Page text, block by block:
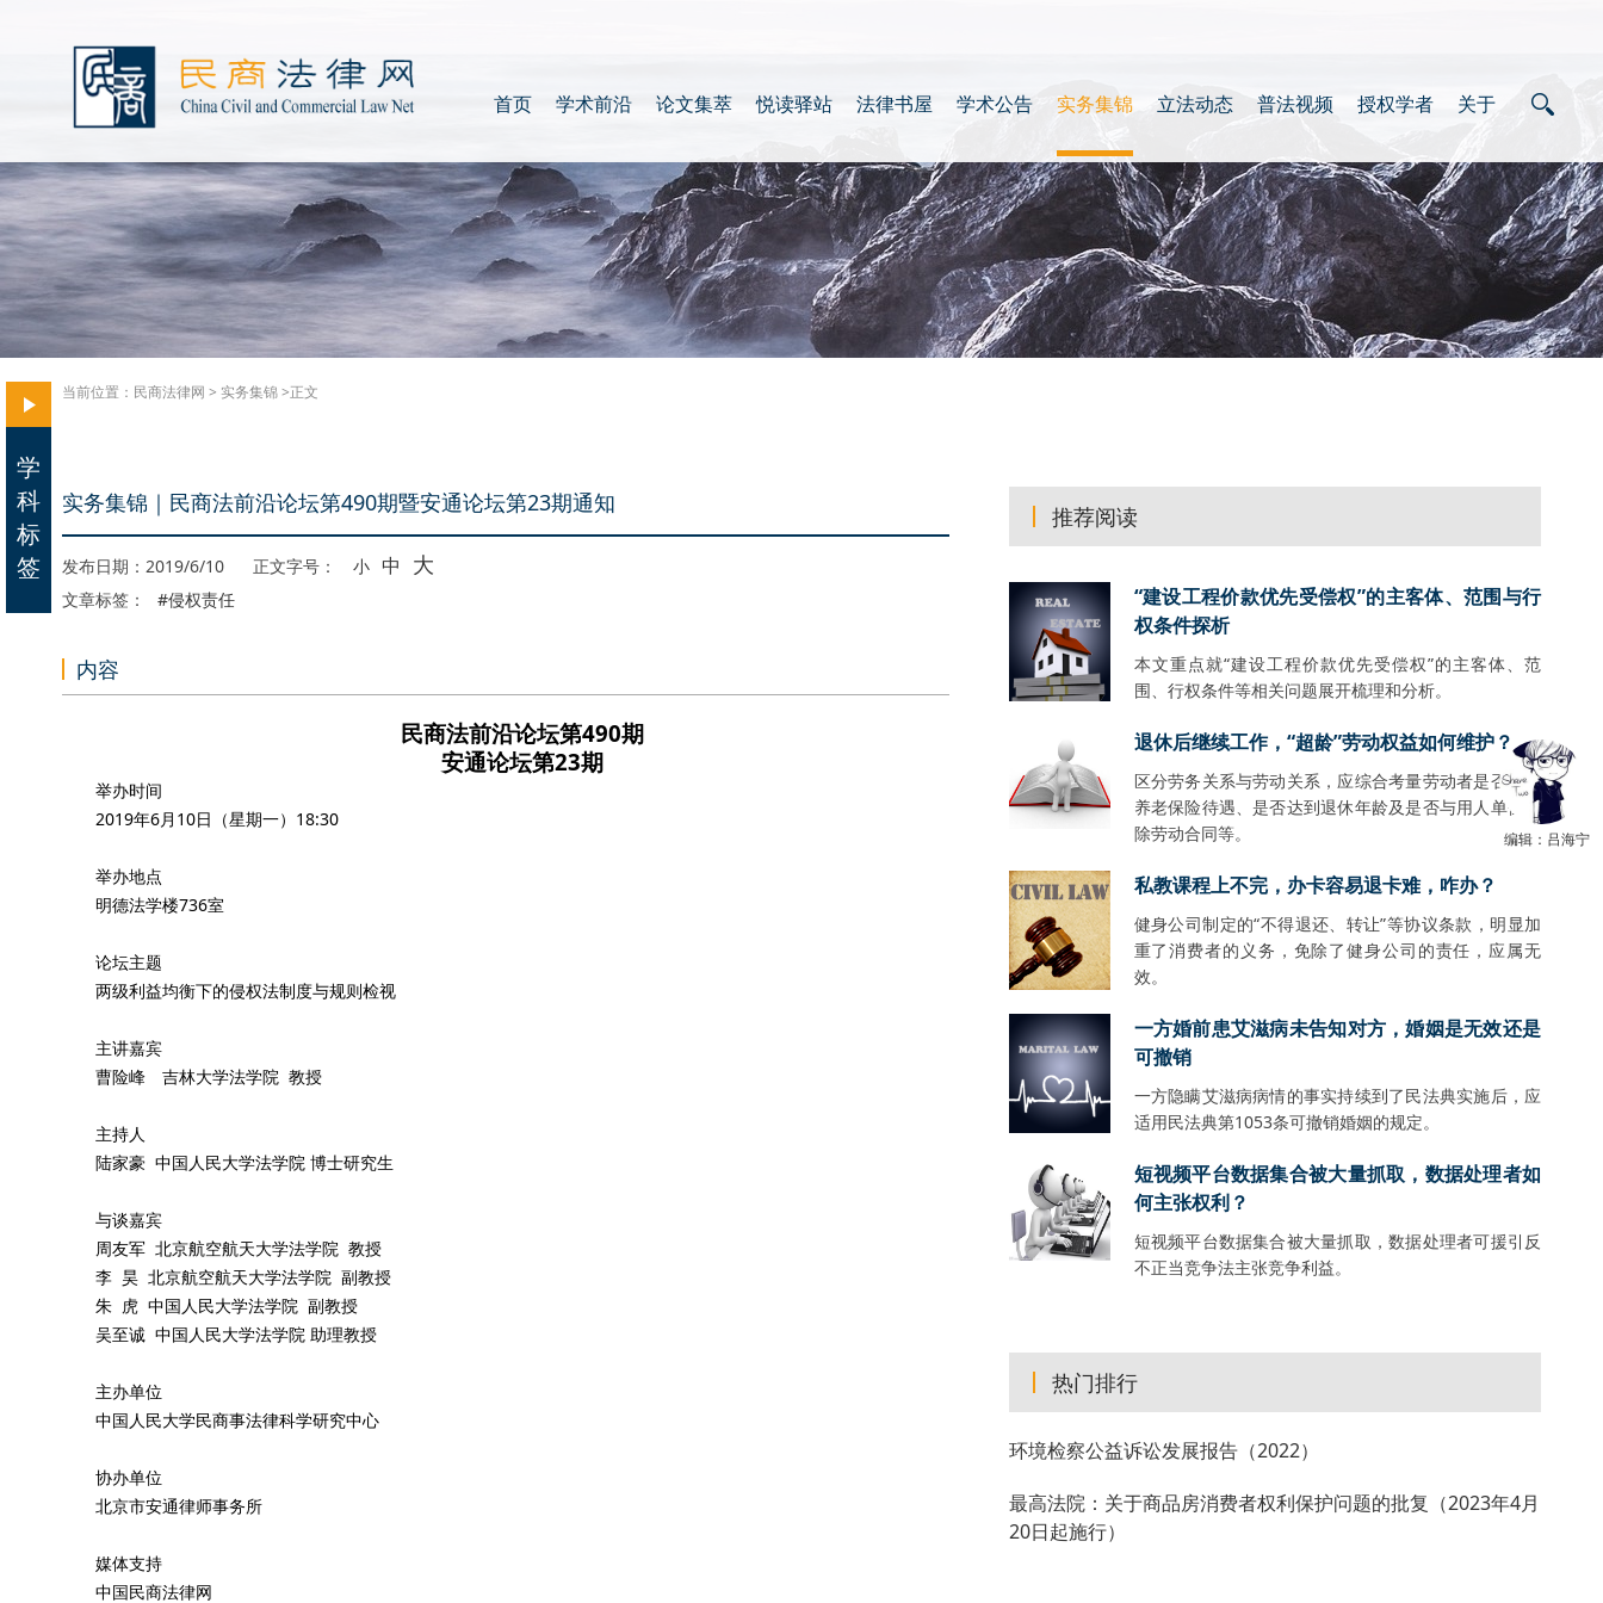
首页 学术前沿 论文集萃 悦读驿站 法律书屋 学术公告 实务集锦 立法动态 普法视频 授权学者 关于
当前位置： 民商法律网 > 实务集锦>正文
实务集锦｜民商法前沿论坛第490期暨安通论坛第23期通知
发布日期：2019/6/10 正文字号： 小 中 大
文章标签： #侵权责任
内容
民商法前沿论坛第490期
安通论坛第23期
举办时间
2019年6月10日（星期一）18:30
举办地点
明德法学楼736室
论坛主题
两级利益均衡下的侵权法制度与规则检视
主讲嘉宾
曹险峰 吉林大学法学院 教授
主持人
陆家豪 中国人民大学法学院 博士研究生
与谈嘉宾
周友军 北京航空航天大学法学院 教授
李 昊 北京航空航天大学法学院 副教授
朱 虎 中国人民大学法学院 副教授
吴至诚 中国人民大学法学院 助理教授
主办单位
中国人民大学民商事法律科学研究中心
协办单位
北京市安通律师事务所
媒体支持
中国民商法律网
推荐阅读
“建设工程价款优先受偿权”的主客体、范围与行
权条件探析
本文重点就“建设工程价款优先受偿权”的主客体、范
围、行权条件等相关问题展开梳理和分析。
退休后继续工作，“超龄”劳动权益如何维护？
区分劳务关系与劳动关系，应综合考量劳动者是否享受
养老保险待遇、是否达到退休年龄及是否与用人单位解
除劳动合同等。
私教课程上不完，办卡容易退卡难，咋办？
健身公司制定的“不得退还、转让”等协议条款，明显加
重了消费者的义务，免除了健身公司的责任，应属无
效。
一方婚前患艾滋病未告知对方，婚姻是无效还是
可撤销
一方隐瞒艾滋病病情的事实持续到了民法典实施后，应
适用民法典第1053条可撤销婚姻的规定。
短视频平台数据集合被大量抓取，数据处理者如
何主张权利？
短视频平台数据集合被大量抓取，数据处理者可援引反
不正当竞争法主张竞争利益。
热门排行
环境检察公益诉讼发展报告（2022）
最高法院：关于商品房消费者权利保护问题的批复（2023年4月
20日起施行）
编辑：吕海宁
学
科
标
签